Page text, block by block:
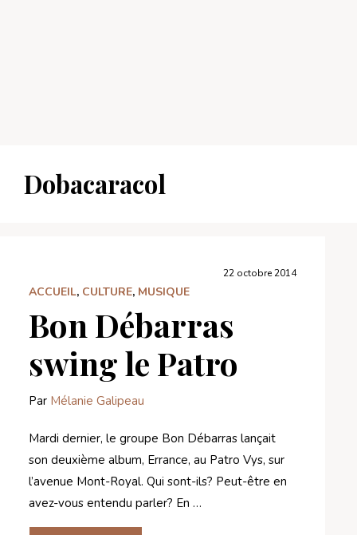
Dobacaracol
22 octobre 2014
ACCUEIL, CULTURE, MUSIQUE
Bon Débarras
swing le Patro
Par Mélanie Galipeau
Mardi dernier, le groupe Bon Débarras lançait
son deuxième album, Errance, au Patro Vys, sur
l’avenue Mont-Royal. Qui sont-ils? Peut-être en
avez-vous entendu parler? En …